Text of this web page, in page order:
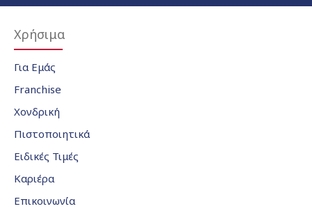
Χρήσιμα
Για Εμάς
Franchise
Χονδρική
Πιστοποιητικά
Ειδικές Τιμές
Καριέρα
Επικοινωνία